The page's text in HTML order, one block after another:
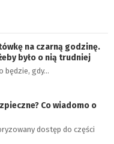
na czarną godzinę.
było o nią trudniej
będzie, gdy…
Co wiadomo o
dostęp do części